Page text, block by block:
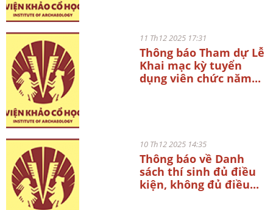
11 Th12 2025 17:31
Thông báo Tham dự Lễ
Khai mạc kỳ tuyển
dụng viên chức năm...
10 Th12 2025 14:35
Thông báo về Danh
sách thí sinh đủ điều
kiện, không đủ điều...